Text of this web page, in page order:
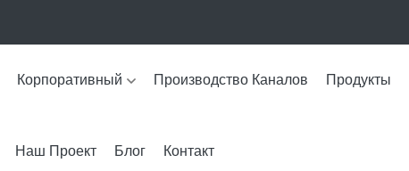
Корпоративный Производство Каналов Продукты
Наш Проект Блог Контакт